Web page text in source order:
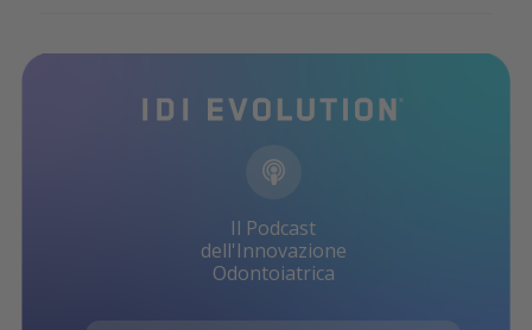
Il Podcast
dell'Innovazione
Odontoiatrica